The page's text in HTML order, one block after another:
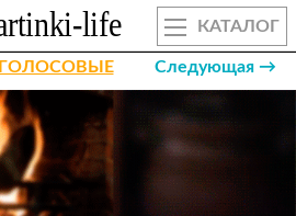
КАТАЛОГ
ГОЛОСОВЫЕ Следующая →